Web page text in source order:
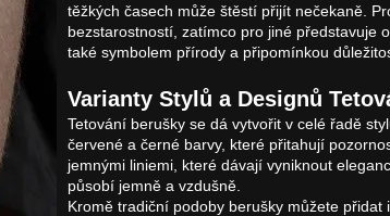
těžkých časech může štěstí přijít nečekaně.
bezstarostností, zatímco pro jiné představuje
také symbolem přírody a připomínkou
Varianty Stylů a Designů
Tetování berušky se dá vytvořit v celé řadě
červené a černé barvy, které přitahují
jemnými liniemi, které dávají vyniknout
působí jemně a vzdušně.
Kromě tradiční podoby berušky můžete